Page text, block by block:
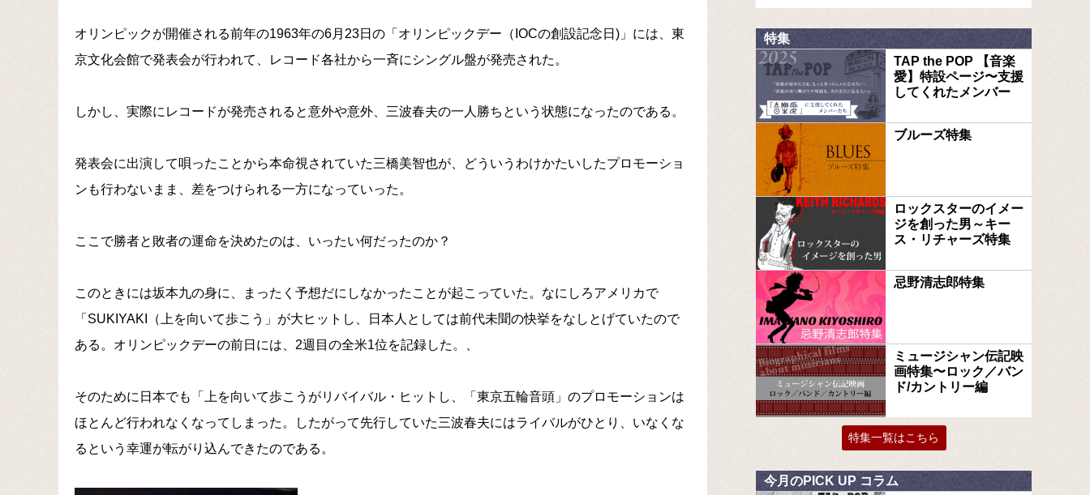
オリンピックが開催される前年の1963年の6月23日の「オリンピックデー（IOCの創設記念日)」には、東
京文化会館で発表会が行われて、レコード各社から一斉にシングル盤が発売された。
しかし、実際にレコードが発売されると意外や意外、三波春夫の一人勝ちという状態になったのである。
発表会に出演して唄ったことから本命視されていた三橋美智也が、どういうわけかたいしたプロモーショ
ンも行わないまま、差をつけられる一方になっていった。
ここで勝者と敗者の運命を決めたのは、いったい何だったのか？
このときには坂本九の身に、まったく予想だにしなかったことが起こっていた。なにしろアメリカで
「SUKIYAKI（上を向いて歩こう」が大ヒットし、日本人としては前代未聞の快挙をなしとげていたので
ある。オリンピックデーの前日には、2週目の全米1位を記録した。、
そのために日本でも「上を向いて歩こうがリバイバル・ヒットし、「東京五輪音頭」のプロモーションは
ほとんど行われなくなってしまった。したがって先行していた三波春夫にはライバルがひとり、いなくな
るという幸運が転がり込んできたのである。
特集
TAP the POP 【音楽
愛】特設ページ〜支援
してくれたメンバー
ブルーズ特集
ロックスターのイメー
ジを創った男～キー
ス・リチャーズ特集
忌野清志郎特集
ミュージシャン伝記映
画特集〜ロック／バン
ド/カントリー編
特集一覧はこちら
今月のPICK UP コラム